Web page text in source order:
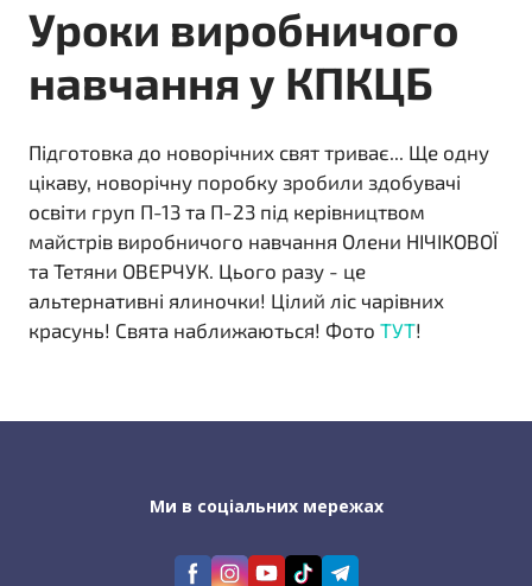
Уроки виробничого
навчання у КПКЦБ
Підготовка до новорічних свят триває... Ще одну
цікаву, новорічну поробку зробили здобувачі
освіти груп П-13 та П-23 під керівництвом
майстрів виробничого навчання Олени НІЧІКОВОЇ
та Тетяни ОВЕРЧУК. Цього разу - це
альтернативні ялиночки! Цілий ліс чарівних
красунь! Свята наближаються! Фото ТУТ!
Ми в соціальних мережах